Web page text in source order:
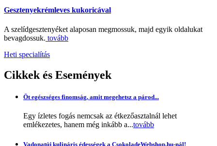
Gesztenyekrémleves kukoricával
A szelídgesztenyéket alaposan megmossuk, majd egyik oldalukat
bevagdossuk. tovább
Heti specialítás
Cikkek és Események
Öt egészséges finomság, amit megehetsz a párod...
Egy ízletes fogás nemcsak az étkezőasztalnál lehet
emlékezetes, hanem még inkább a...tovább
Vadonatúj kulináris édességek a CsokoladeWebshop.hu-nál!